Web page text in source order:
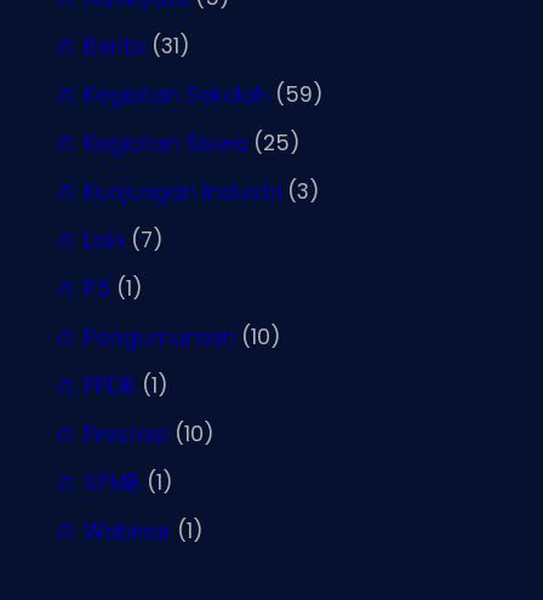
Berita (31)
Kegiatan Sekolah (59)
Kegiatan Siswa (25)
Kunjungan Industri (3)
Lain (7)
P5 (1)
Pengumuman (10)
PPDB (1)
Prestasi (10)
SPMB (1)
Webinar (1)